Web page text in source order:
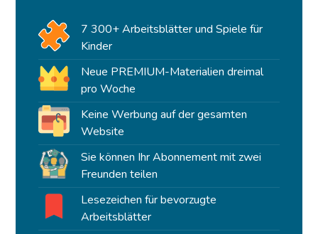
7 300+ Arbeitsblätter und Spiele für
Kinder
Neue PREMIUM-Materialien dreimal
pro Woche
Keine Werbung auf der gesamten
Website
Sie können Ihr Abonnement mit zwei
Freunden teilen
Lesezeichen für bevorzugte
Arbeitsblätter